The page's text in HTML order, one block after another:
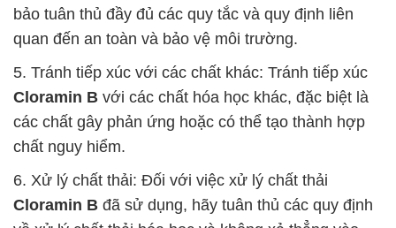
bảo tuân thủ đầy đủ các quy tắc và quy định liên
quan đến an toàn và bảo vệ môi trường.
5. Tránh tiếp xúc với các chất khác: Tránh tiếp xúc
Cloramin B với các chất hóa học khác, đặc biệt là
các chất gây phản ứng hoặc có thể tạo thành hợp
chất nguy hiểm.
6. Xử lý chất thải: Đối với việc xử lý chất thải
Cloramin B đã sử dụng, hãy tuân thủ các quy định